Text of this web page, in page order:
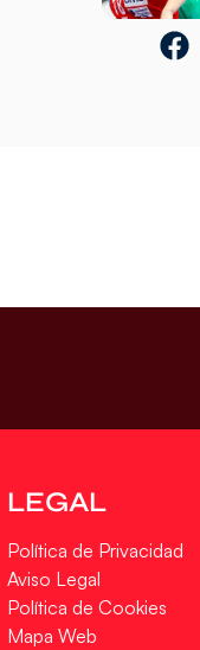
LEGAL
Política de Privacidad
Aviso Legal
Política de Cookies
Mapa Web